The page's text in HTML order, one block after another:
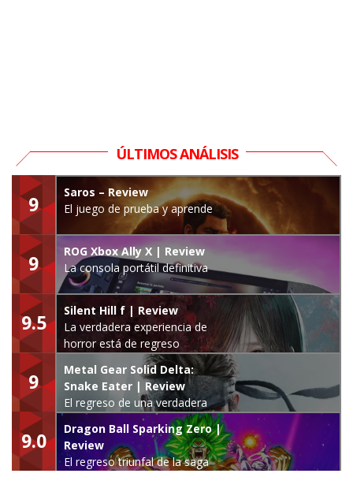
ÚLTIMOS ANÁLISIS
9
Saros – Review
El juego de prueba y aprende
9
ROG Xbox Ally X | Review
La consola portátil definitiva
9.5
Silent Hill f | Review
La verdadera experiencia de
horror está de regreso
9
Metal Gear Solid Delta:
Snake Eater | Review
El regreso de una verdadera
leyenda
9.0
Dragon Ball Sparking Zero |
Review
El regreso triunfal de la saga